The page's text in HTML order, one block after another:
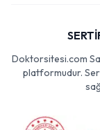
Doktorsitesi.com
platformudur.